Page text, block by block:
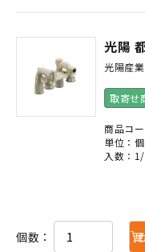
光陽
光陽産業
取寄せ
商品コ
単位：個
入数：
個数：